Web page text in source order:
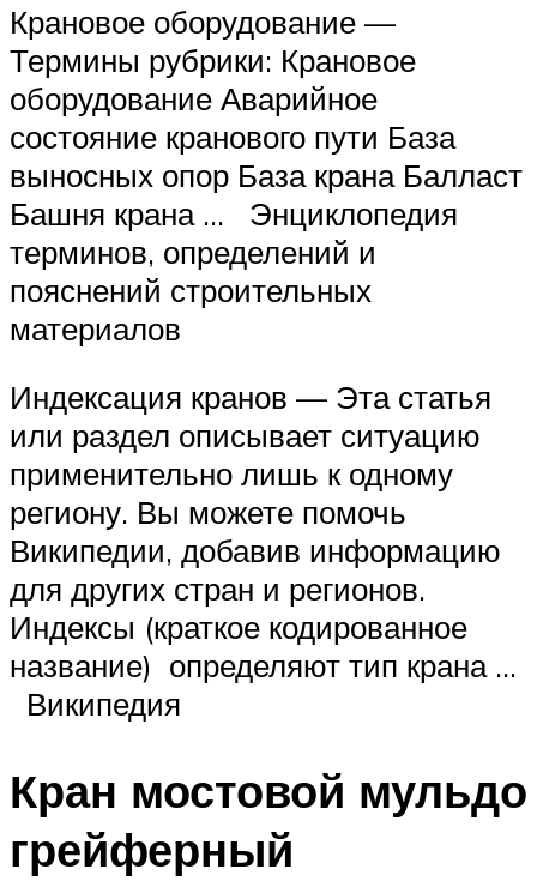
Крановое оборудование —
Термины рубрики: Крановое
оборудование Аварийное
состояние кранового пути База
выносных опор База крана Балласт
Башня крана … Энциклопедия
терминов, определений и
пояснений строительных
материалов
Индексация кранов — Эта статья
или раздел описывает ситуацию
применительно лишь к одному
региону. Вы можете помочь
Википедии, добавив информацию
для других стран и регионов.
Индексы (краткое кодированное
название) определяют тип крана …
Википедия
Кран мостовой мульдо
грейферный